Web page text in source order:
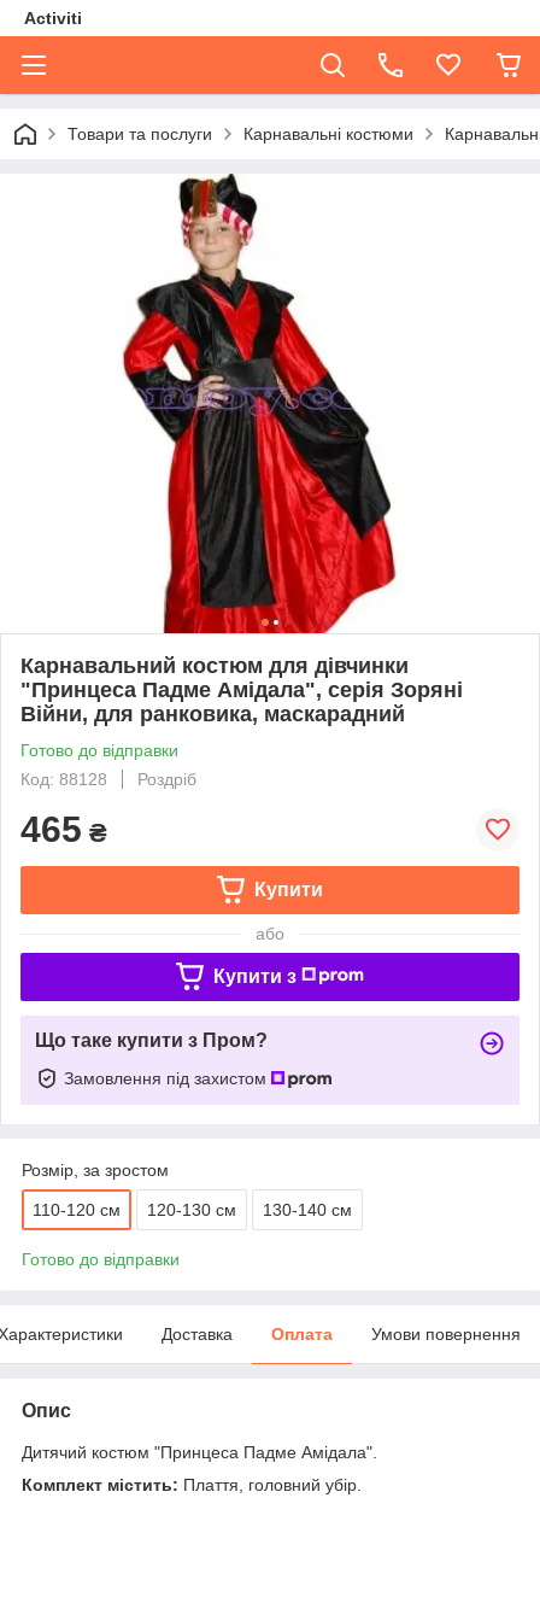
Activiti
Товари та послуги Карнавальні костюми
Карнавальний костюм для дівчинки
"Принцеса Падме Амідала", серія Зоряні
Війни, для ранковика, маскарадний
Готово до відправки
Код: 88128
Роздріб
465 ₴
Купити
або
Купити з
Що таке купити з Пром?
Замовлення під захистом
Розмір, за зростом
110-120 см 120-130 см 130-140 см
Готово до відправки
Доставка Оплата Умови повернення
Опис
Дитячий костюм "Принцеса Падме Амідала".
Комплект містить: Плаття, головний убір.